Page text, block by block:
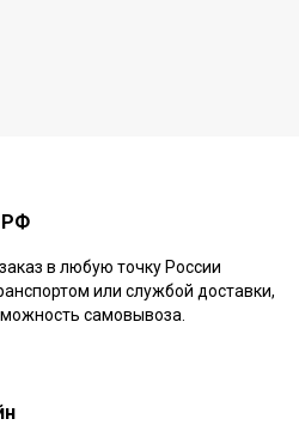
РФ
в любую точку России
или службой доставки,
самовывоза.